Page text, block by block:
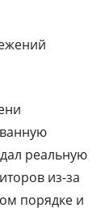
реальную
из-за
порядке и